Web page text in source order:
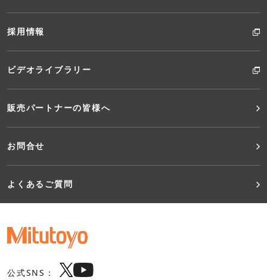
採用情報
ビデオライブラリー
販売パートナーの皆様へ
お問合せ
よくあるご質問
公式SNS：